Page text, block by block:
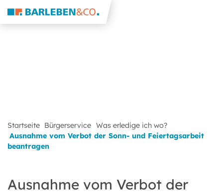
Startseite Bürgerservice Was erledige ich wo?
Ausnahme vom Verbot der Sonn- und Feiertagsarbeit
beantragen
Ausnahme vom Verbot der